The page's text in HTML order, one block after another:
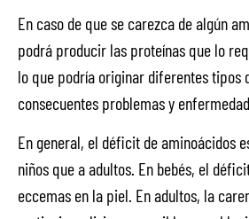
En caso de que se carezca de algún
podrá producir las proteínas que lo
lo que podría originar diferentes tipos
consecuentes problemas y
En general, el déficit de aminoácidos
niños que a adultos. En bebés, el
eccemas en la piel. En adultos, la